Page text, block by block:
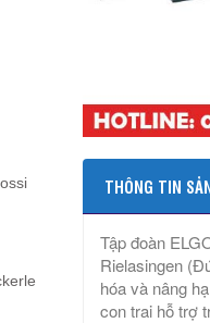
THÔNG TIN
Tập đoàn
Rielasingen
hóa và nâng
con trai hỗ trợ